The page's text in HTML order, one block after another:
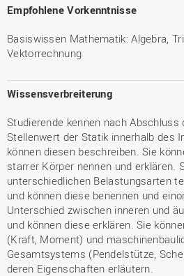
Empfohlene Vorkenntnisse
Basiswissen Mathematik: Algebra,
Vektorrechnung
Wissensverbreiterung
Studierende kennen nach Abschluss
Stellenwert der Statik innerhalb des
können diesen beschreiben. Sie
starrer Körper nennen und erklären.
unterschiedlichen Belastungsarten
und können diese benennen und
Unterschied zwischen inneren und
und können diese erklären. Sie
(Kraft, Moment) und
Gesamtsystems (Pendelstütze,
deren Eigenschaften erläutern.